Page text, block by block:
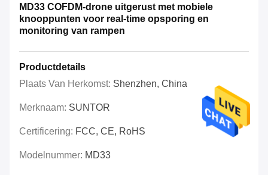
MD33 COFDM-drone uitgerust met mobiele
knooppunten voor real-time opsporing en
monitoring van rampen
Productdetails
Plaats Van Herkomst: Shenzhen, China
Merknaam: SUNTOR
Certificering: FCC, CE, RoHS
Modelnummer: MD33